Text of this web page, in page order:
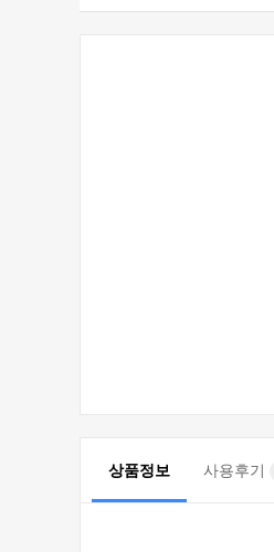
상품정보 사용후기